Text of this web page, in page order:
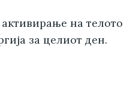
на телото
за целиот ден.